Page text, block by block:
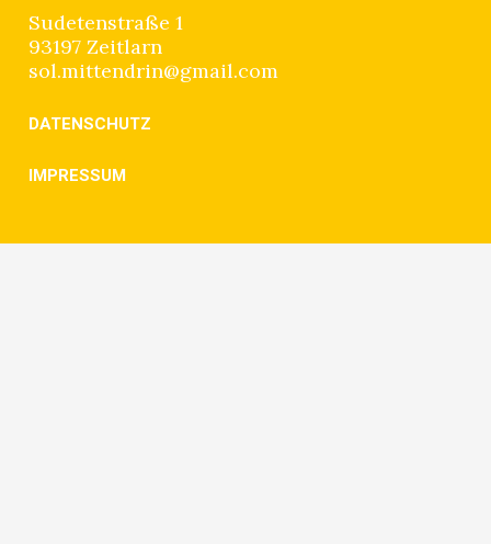
Sudetenstraße 1
93197 Zeitlarn
sol.mittendrin@gmail.com
DATENSCHUTZ
IMPRESSUM